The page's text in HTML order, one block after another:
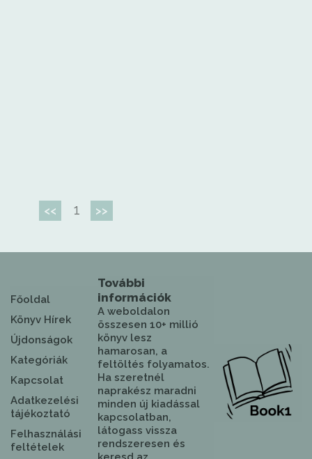
<< 1 >>
Főoldal
Könyv Hírek
Újdonságok
Kategóriák
Kapcsolat
Adatkezelési
tájékoztató
Felhasználási
feltételek
További
információk
A weboldalon
összesen 10+ millió
könyv lesz
hamarosan, a
feltöltés folyamatos.
Ha szeretnél
naprakész maradni
minden új kiadással
kapcsolatban,
látogass vissza
rendszeresen és